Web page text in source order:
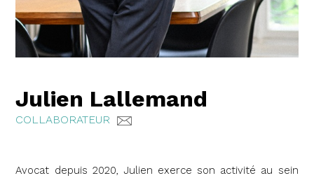
Julien Lallemand
COLLABORATEUR
Avocat depuis 2020, Julien exerce son activité au sein